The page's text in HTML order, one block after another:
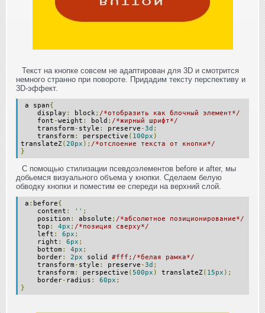
Текст на кнопке совсем не адаптирован для 3D и смотрится
немного странно при повороте. Придадим тексту перспективу и
3D-эффект.
a span{
display : block; /*отобразить как блочный элемент*/
font -weight : bold ; /*жирный шрифт*/
transform - style : preserve -3d ;
transform : perspective ( 100px )
translateZ( 20px ); /*отслоение текста от кнопки*/
}
С помощью стилизации псевдоэлементов before и after, мы
добьемся визуального объема у кнопки. Сделаем белую
обводку кнопки и поместим ее спереди на верхний слой.
a : before{
content : '' ;
position : absolute ; /*абсолютное позиционирование*/
top : 4px ; /*позиция сверху*/
left : 6px ;
right : 6px ;
bottom : 4px ;
border: 2px solid #fff;/*белая рамка*/
transform - style : preserve -3d ;
transform : perspective ( 500px ) translateZ( 15px );
border- radius : 60px ;
}